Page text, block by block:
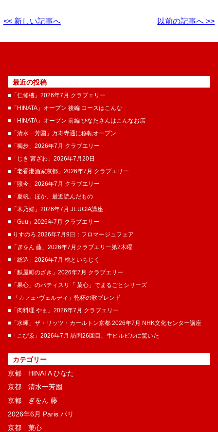
<< 新しい記事へ 以前の記事へ >>
最近の投稿
■「仁修樓」2026年7月 クラブエリー
■「HINATA」オープン 後編 コースはこんな
■「HINATA」オープン 前編 ひなたさんはこんなお店
■「清水一芳園」万寿寺通に移転オープン
■「獨歩」2026年7月 クラブエリー
■「じき 宮ざわ」2026年7月20日
■「老香港酒家京都」2026年7月 クラブエリー
■「照今」2026年7月 クラブエリー
■「夏帆」ほか、最近読んだもの
■「木乃婦」2026年7月 JEUGIA講座
■「Guu」2026年7月 クラブエリー
■ りすのろ 2026年7月9日：フロマージュフェア
■「ぎをん 藤」2026年7月クラブエリー第2木曜
■「総造」2026年7月 桃といちじく
■「麩屋町のざき」2026年7月 クラブエリー
■「果心」のパティスリ「 菓​心」でまるごとシリーズ
■ 「カフェ･ヴェルディ」乾杯の歌ブレンド
■「肉料理 やま」2026年7月 クラブエリー
■「水暉」ザ・リッツ・カールトン京都 2026年7月 NHK文化センター講座
■「こぴゑ」2026年7月 訪問26回目、牛ピルピルに驚いた
カテゴリー
京都 HINATA ひなた
京都 清水一芳園
京都 ぎをん 藤
2026年6月 Paris パリ
京都 菓​心